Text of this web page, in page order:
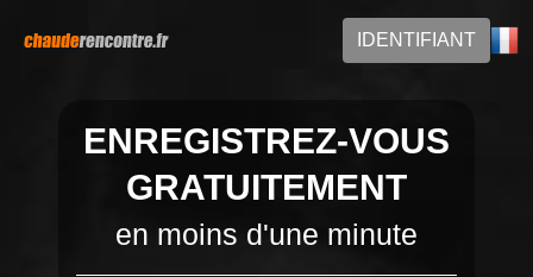
IDENTIFIANT
ENREGISTREZ-VOUS
GRATUITEMENT
en moins d'une minute